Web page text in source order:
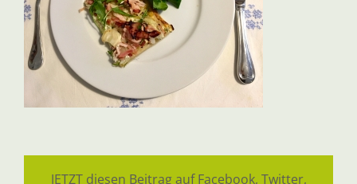
JETZT diesen Beitrag auf Facebook, Twitter,